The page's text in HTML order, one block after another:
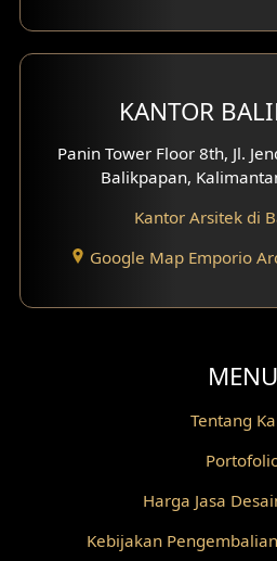
Desain Koridor
Desain Mini Theater
Fasad Rumah Villa Bali
Desain Wallpanel
Desain Partisi
Desain Pilar
KANTOR
Panin Tower Floor 8th, Jl.
Balikpapan,
Kantor Arsitek di
Google Map Emporio
MENU
Tentang
Harga Jasa
Kebijakan